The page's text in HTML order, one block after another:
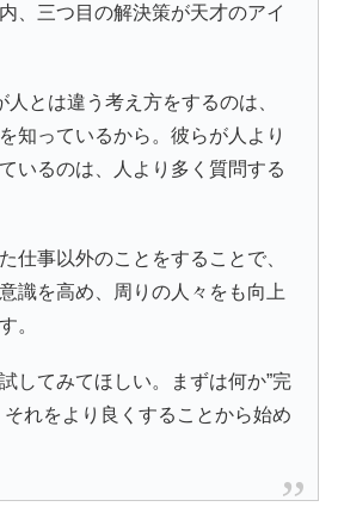
、三つ目の解決策が天才のアイ
とは違う考え方をするのは、
知っているから。彼らが人より
いるのは、人より多く質問する
仕事以外のことをすることで、
識を高め、周りの人々をも向上
。
てみてほしい。まずは何か”完
それをより良くすることから始め